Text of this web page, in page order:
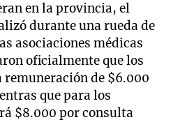
en la provincia, el
durante una rueda de
asociaciones médicas
oficialmente que los
remuneración de $6.000
que para los
$8.000 por consulta